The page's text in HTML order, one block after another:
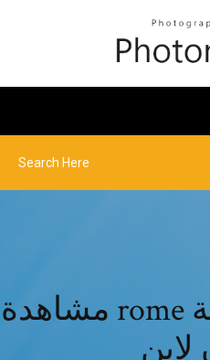
مشاهدة rome الموسم 1 الحلقة